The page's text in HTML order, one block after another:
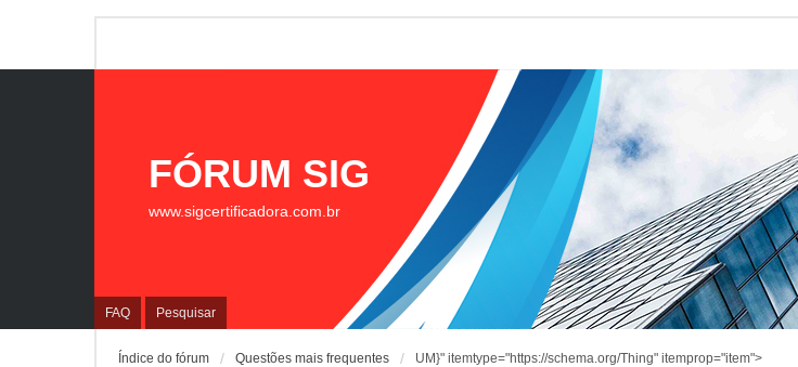
FAQ Pesquisar
FÓRUM SIG
www.sigcertificadora.com.br
Índice do fórum Questões mais frequentes UM}" itemtype="https://schema.org/Thing" itemprop="item">